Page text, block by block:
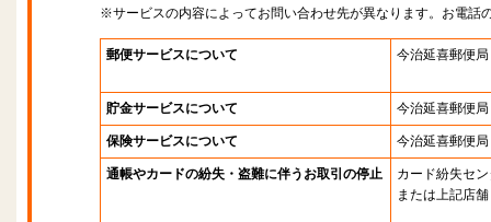
※サービスの内容によってお問い合わせ先が異なります。お電話
郵便サービスについて 今治延喜郵便局
貯金サービスについて 今治延喜郵便局
保険サービスについて 今治延喜郵便局
通帳やカードの紛失・盗難に伴うお取引の停止
カード紛失セ
または上記店舗